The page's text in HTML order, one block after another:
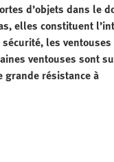
d’objets dans le
elles constituent
les
ventouses sont
grande résistance à